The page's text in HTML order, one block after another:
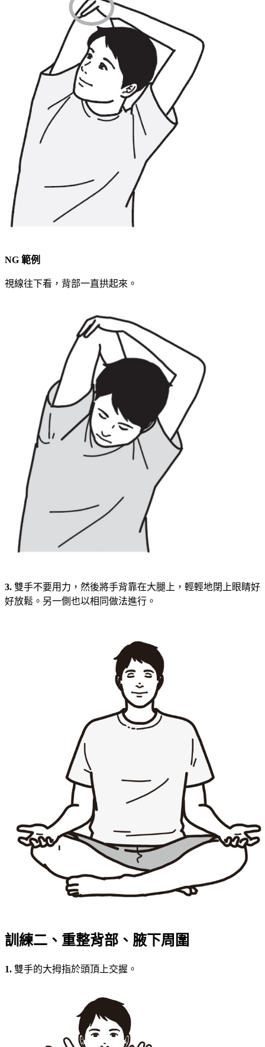
NG 範例
視線往下看，背部一直拱起來。
3. 雙手不要用力，然後將手背靠在大腿上，輕輕地閉上眼睛好
好放鬆。另一側也以相同做法進行。
訓練二、重整背部、腋下周圍
1. 雙手的大拇指於頭頂上交握。